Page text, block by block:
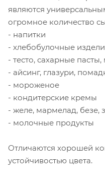
являются
огромное количество
- напитки
- хлебобулочные
- тесто, сахарные
- айсинг, глазури,
- мороженое
- кондитерские кремы
- желе, мармелад, безе,
- молочные продукты
Отличаются хорошей
устойчивостью цвета.